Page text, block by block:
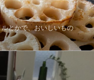
とかで、おいしいもの